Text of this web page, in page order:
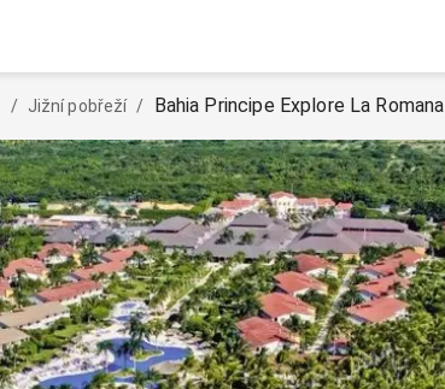
/ Jižní pobřeží / Bahia Principe Explore La Romana